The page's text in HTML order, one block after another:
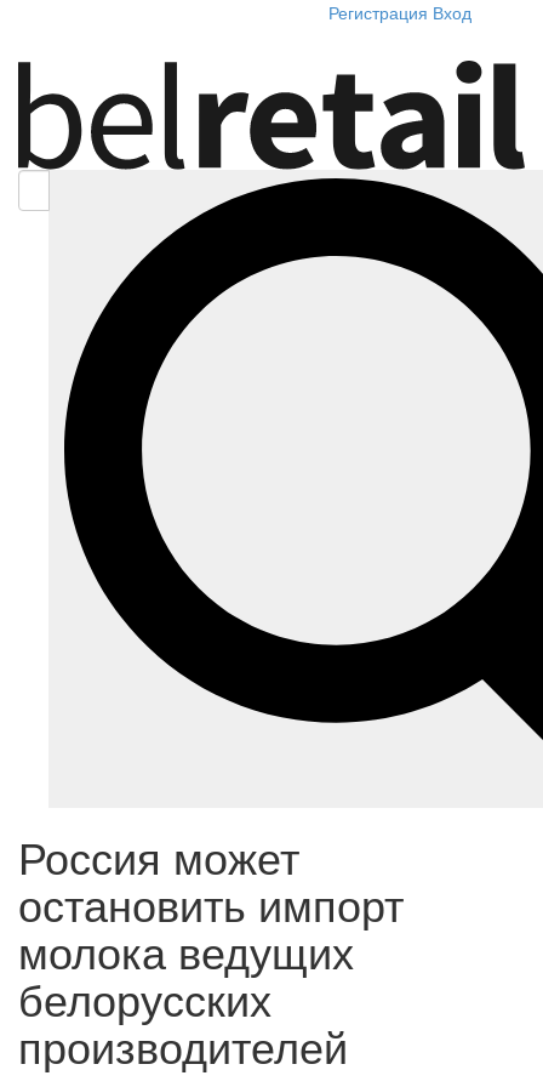
Регистрация Вход
Россия может
остановить импорт
молока ведущих
белорусских
производителей